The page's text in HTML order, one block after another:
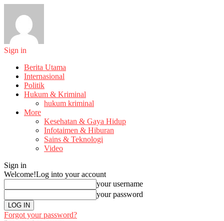
Sign in
Berita Utama
Internasional
Politik
Hukum & Kriminal
hukum kriminal
More
Kesehatan & Gaya Hidup
Infotaimen & Hiburan
Sains & Teknologi
Video
Sign in
Welcome!Log into your account
your username
your password
Forgot your password?